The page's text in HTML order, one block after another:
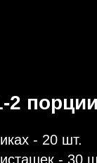
- 20 шт.
- 30